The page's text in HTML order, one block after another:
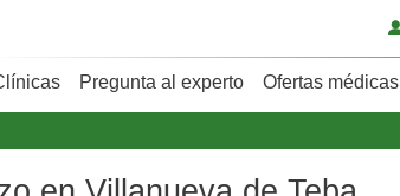
Pregunta al experto Ofertas médicas